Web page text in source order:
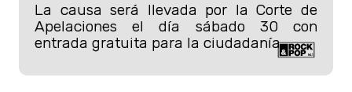
La causa será llevada por la Corte de
Apelaciones el día sábado 30 con
entrada gratuita para la ciudadanía.